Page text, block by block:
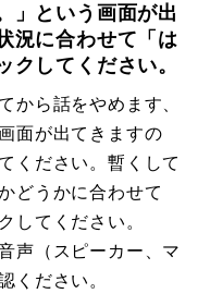
」という画面が出
況に合わせて「は
クしてください。
から話をやめます、
面が出てきますの
ください。暫くして
どうかに合わせて
してください。
声（スピーカー、マ
ください。